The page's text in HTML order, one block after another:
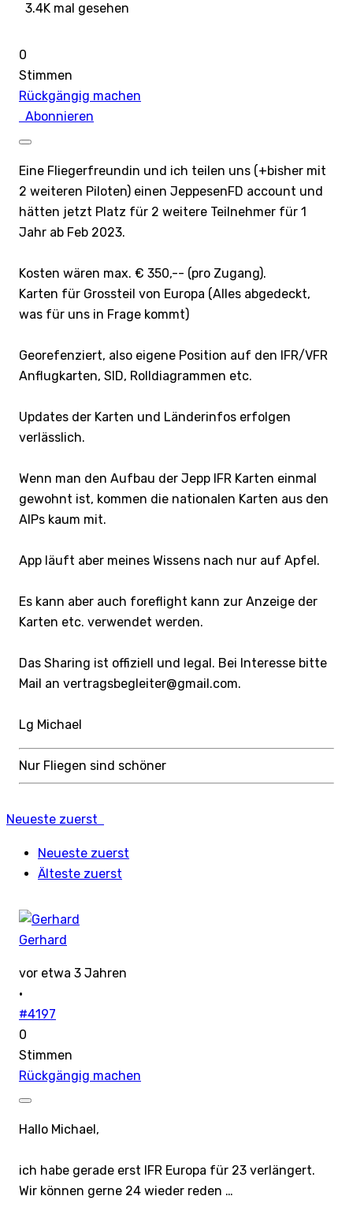
3.4K mal gesehen
0
Stimmen
Rückgängig machen
Abonnieren
Eine Fliegerfreundin und ich teilen uns (+bisher mit
2 weiteren Piloten) einen JeppesenFD account und
hätten jetzt Platz für 2 weitere Teilnehmer für 1
Jahr ab Feb 2023.
Kosten wären max. € 350,-- (pro Zugang).
Karten für Grossteil von Europa (Alles abgedeckt,
was für uns in Frage kommt)
Georefenziert, also eigene Position auf den IFR/VFR
Anflugkarten, SID, Rolldiagrammen etc.
Updates der Karten und Länderinfos erfolgen
verlässlich.
Wenn man den Aufbau der Jepp IFR Karten einmal
gewohnt ist, kommen die nationalen Karten aus den
AIPs kaum mit.
App läuft aber meines Wissens nach nur auf Apfel.
Es kann aber auch foreflight kann zur Anzeige der
Karten etc. verwendet werden.
Das Sharing ist offiziell und legal. Bei Interesse bitte
Mail an vertragsbegleiter@gmail.com.
Lg Michael
Nur Fliegen sind schöner
Neueste zuerst
Neueste zuerst
Älteste zuerst
Gerhard
vor etwa 3 Jahren
·
#4197
0
Stimmen
Rückgängig machen
Hallo Michael,
ich habe gerade erst IFR Europa für 23 verlängert.
Wir können gerne 24 wieder reden …